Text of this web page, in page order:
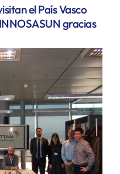
el País Vasco
gracias